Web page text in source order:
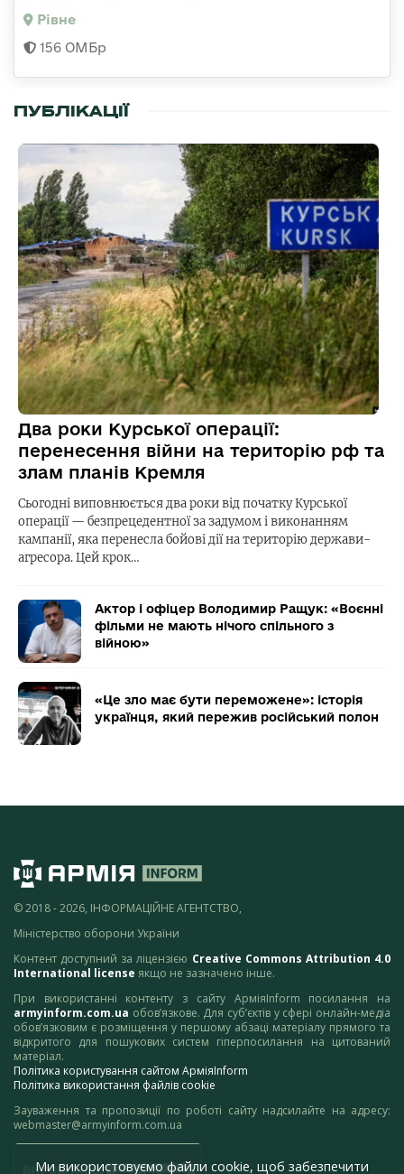
Рівне
156 ОМБр
ПУБЛІКАЦІЇ
Два роки Курської операції:
перенесення війни на територію рф та
злам планів Кремля
Сьогодні виповнюється два роки від початку Курської
операції — безпрецедентної за задумом і виконанням
кампанії, яка перенесла бойові дії на територію держави-
агресора. Цей крок…
Актор і офіцер Володимир Ращук: «Воєнні
фільми не мають нічого спільного з
війною»
«Це зло має бути переможене»: історія
українця, який пережив російський полон
© 2018 - 2026, ІНФОРМАЦІЙНЕ АГЕНТСТВО,
Міністерство оборони України
Контент доступний за ліцензією Creative Commons Attribution 4.0
International license якщо не зазначено інше.
При використанні контенту з сайту АрміяInform посилання на
armyinform.com.ua обов’язкове. Для суб’єктів у сфері онлайн-медіа
обов’язковим є розміщення у першому абзаці матеріалу прямого та
відкритого для пошукових систем гіперпосилання на цитований
матеріал.
Політика користування сайтом АрміяInform
Політика використання файлів cookie
Зауваження та пропозиції по роботі сайту надсилайте на адресу:
webmaster@armyinform.com.ua
Ми використовуємо файли cookie, щоб забезпечити